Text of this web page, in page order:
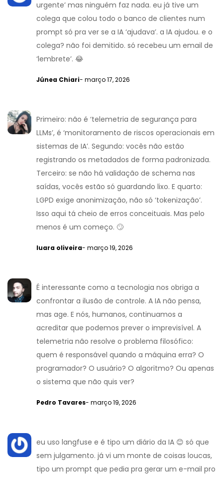
urgente’ mas ninguém faz nada. eu já tive um
colega que colou todo o banco de clientes num
prompt só pra ver se a IA ‘ajudava’. a IA ajudou. e o
colega? não foi demitido. só recebeu um email de
‘lembrete’. 😂
Júnea Chiari- março 17, 2026
Primeiro: não é ‘telemetria de segurança para
LLMs’, é ‘monitoramento de riscos operacionais em
sistemas de IA’. Segundo: vocês não estão
registrando os metadados de forma padronizada.
Terceiro: se não há validação de schema nas
saídas, vocês estão só guardando lixo. E quarto:
LGPD exige anonimização, não só ‘tokenização’.
Isso aqui tá cheio de erros conceituais. Mas pelo
menos é um começo. 🙄
luara oliveira- março 19, 2026
É interessante como a tecnologia nos obriga a
confrontar a ilusão de controle. A IA não pensa,
mas age. E nós, humanos, continuamos a
acreditar que podemos prever o imprevisível. A
telemetria não resolve o problema filosófico:
quem é responsável quando a máquina erra? O
programador? O usuário? O algoritmo? Ou apenas
o sistema que não quis ver?
Pedro Tavares- março 19, 2026
eu uso langfuse e é tipo um diário da IA 😊 só que
sem julgamento. já vi um monte de coisas loucas,
tipo um prompt que pedia pra gerar um e-mail pro